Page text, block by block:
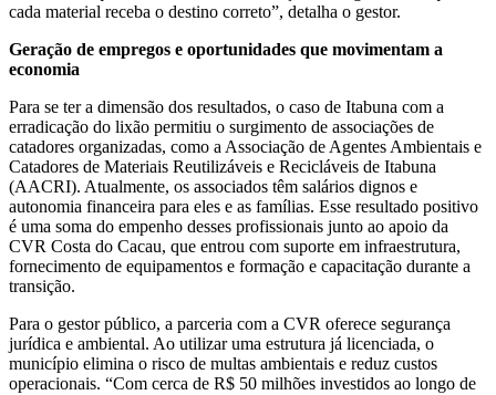
cada material receba o destino correto”, detalha o gestor.
Geração de empregos e oportunidades que movimentam a
economia
Para se ter a dimensão dos resultados, o caso de Itabuna com a
erradicação do lixão permitiu o surgimento de associações de
catadores organizadas, como a Associação de Agentes Ambientais e
Catadores de Materiais Reutilizáveis e Recicláveis de Itabuna
(AACRI). Atualmente, os associados têm salários dignos e
autonomia financeira para eles e as famílias. Esse resultado positivo
é uma soma do empenho desses profissionais junto ao apoio da
CVR Costa do Cacau, que entrou com suporte em infraestrutura,
fornecimento de equipamentos e formação e capacitação durante a
transição.
Para o gestor público, a parceria com a CVR oferece segurança
jurídica e ambiental. Ao utilizar uma estrutura já licenciada, o
município elimina o risco de multas ambientais e reduz custos
operacionais. “Com cerca de R$ 50 milhões investidos ao longo de